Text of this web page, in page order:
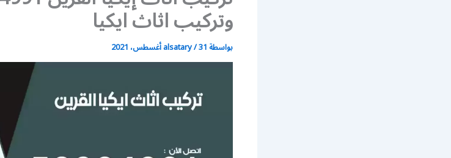
وتركيب اثاث ايكيا
بواسطة alsatary/31 أغسطس، 2021